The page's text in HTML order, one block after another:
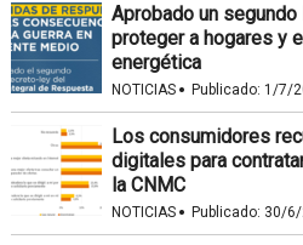
Aprobado un
proteger a hogares y
energética
NOTICIAS · Publicado: 1/7/
Los consumidores
digitales para
la CNMC
NOTICIAS · Publicado: 30/